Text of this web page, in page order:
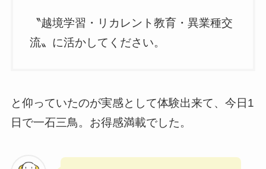
〝越境学習・リカレント教育・異業種交
流〟に活かしてください。
と仰っていたのが実感として体験出来て、今日1
日で一石三鳥。お得感満載でした。